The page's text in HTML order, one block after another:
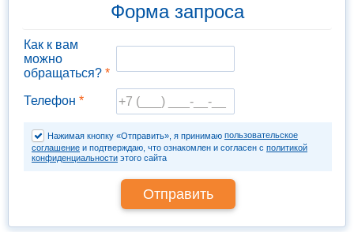
Форма запроса
Как к вам
можно
обращаться? *
Телефон *
Нажимая кнопку «Отправить», я принимаю пользовательское
соглашение и подтверждаю, что ознакомлен и согласен с политикой
конфиденциальности этого сайта